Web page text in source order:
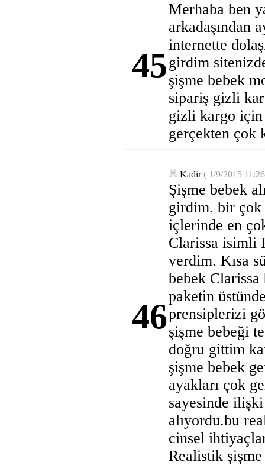
45
Merhaba ben
arkadaşından
internette
girdim
şişme bebek
sipariş gizli
gizli kargo için
gerçekten çok
46
Kadir ( 1/9/2015
Şişme bebek
girdim. bir çok
içlerinde en
Clarissa isimli
verdim. Kısa
bebek Clarissa
paketin
prensiplerizi
şişme bebeği
doğru gittim
şişme bebek
ayakları çok
sayesinde
alıyordu.bu
cinsel
Realistik